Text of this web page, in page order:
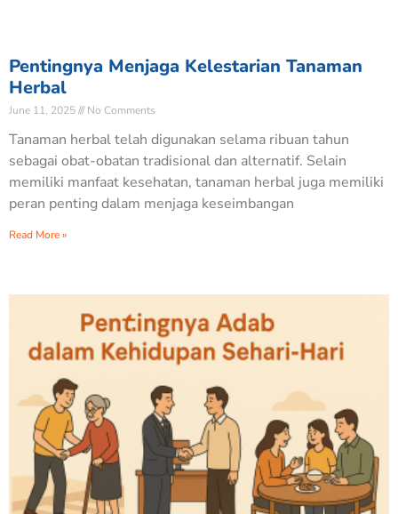
Pentingnya Menjaga Kelestarian Tanaman
Herbal
June 11, 2025 No Comments
Tanaman herbal telah digunakan selama ribuan tahun
sebagai obat-obatan tradisional dan alternatif. Selain
memiliki manfaat kesehatan, tanaman herbal juga memiliki
peran penting dalam menjaga keseimbangan
Read More »